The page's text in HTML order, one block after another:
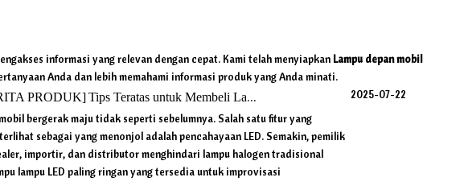
informasi yang relevan dengan cepat. Kami telah menyiapkan Lampu depan mobil
Anda dan lebih memahami informasi produk yang Anda minati.
PRODUK]Tips Teratas untuk Membeli Lampu LED Untuk Lampu Mobil
bergerak maju tidak seperti sebelumnya. Salah satu fitur yang
sebagai yang menonjol adalah pencahayaan LED. Semakin, pemilik
importir, dan distributor menghindari lampu halogen tradisional
lampu LED paling ringan yang tersedia untuk improvisasi
2025-07-22